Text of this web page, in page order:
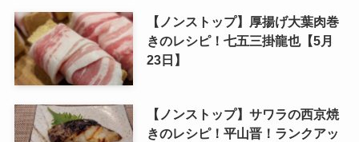
【ノンストップ】厚揚げ大葉肉巻
きのレシピ！七五三掛龍也【5月
23日】
【ノンストップ】サワラの西京焼
きのレシピ！平山晋！ランクアッ